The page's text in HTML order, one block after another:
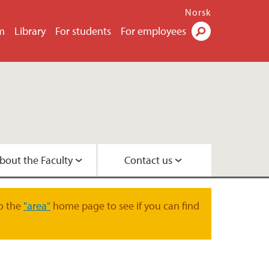
Library For students For employees
Norsk
the Faculty Contact us
the "area" home page to see if you can find